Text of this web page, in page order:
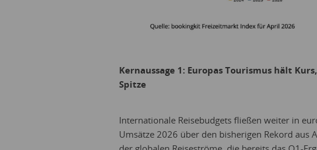
Kernaussage 1: Europas Tourismus hält
Spitze
Internationale Reisebudgets fließen weiter in
Umsätze 2026 über den bisherigen Rekord aus